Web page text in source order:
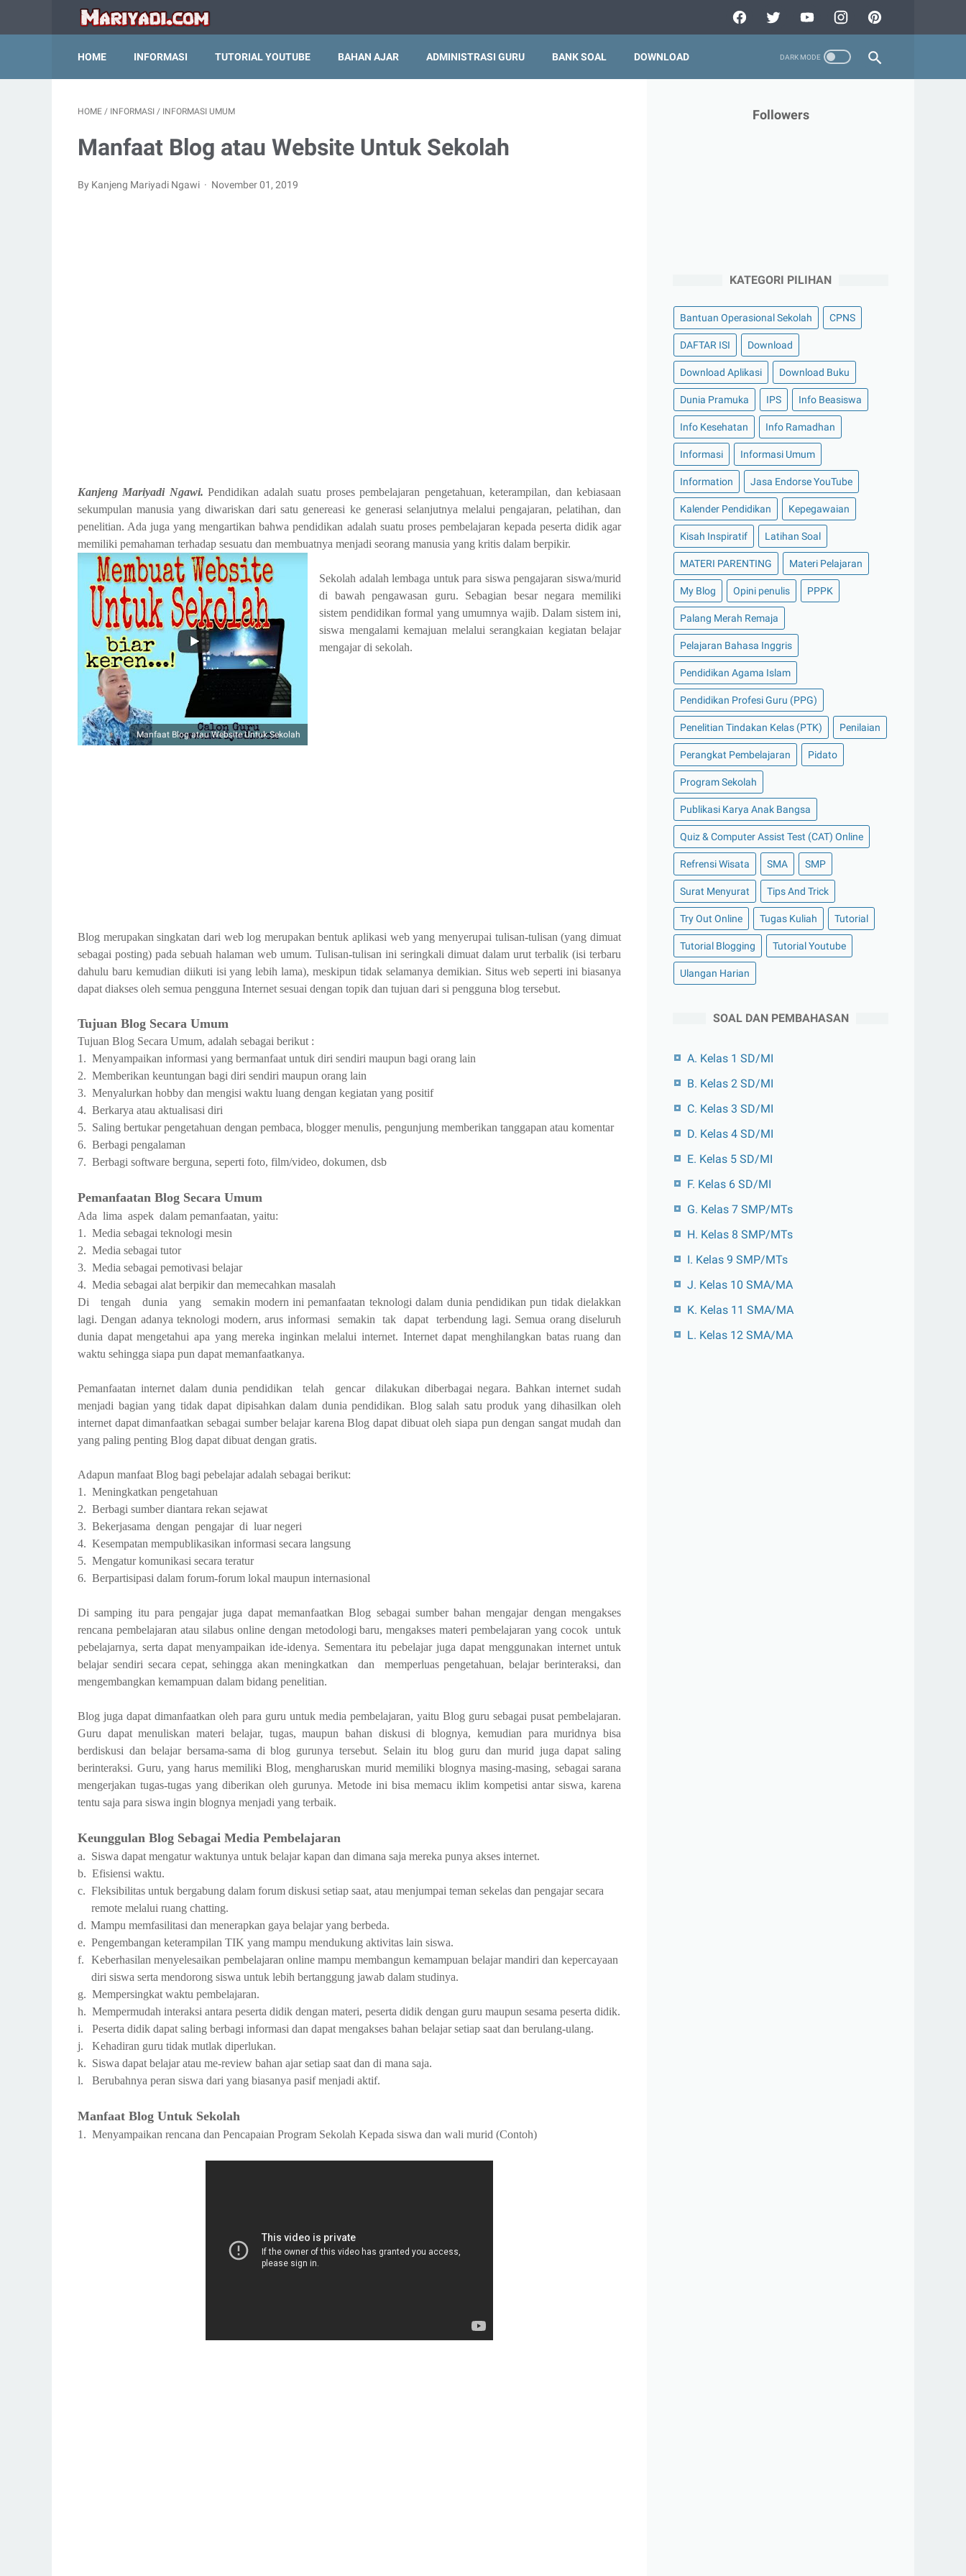
HOME INFORMASI TUTORIAL YOUTUBE BAHAN AJAR ADMINISTRASI GURU BANK SOAL DOWNLOAD
HOME / INFORMASI / INFORMASI UMUM
Manfaat Blog atau Website Untuk Sekolah
By Kanjeng Mariyadi Ngawi November 01, 2019
Kanjeng Mariyadi Ngawi. Pendidikan adalah suatu proses pembelajaran pengetahuan, keterampilan, dan kebiasaan
sekumpulan manusia yang diwariskan dari satu genereasi ke generasi selanjutnya melalui pengajaran, pelatihan, dan
penelitian. Ada juga yang mengartikan bahwa pendidikan adalah suatu proses pembelajaran kepada peserta didik agar
memiliki pemahaman terhadap sesuatu dan membuatnya menjadi seorang manusia yang kritis dalam berpikir.
Manfaat Blog atau Website Untuk Sekolah
Sekolah adalah lembaga untuk para siswa pengajaran siswa/murid
di bawah pengawasan guru. Sebagian besar negara memiliki
sistem pendidikan formal yang umumnya wajib. Dalam sistem ini,
siswa mengalami kemajuan melalui serangkaian kegiatan belajar
mengajar di sekolah.
Blog merupakan singkatan dari web log merupakan bentuk aplikasi web yang menyerupai tulisan-tulisan (yang dimuat
sebagai posting) pada sebuah halaman web umum. Tulisan-tulisan ini seringkali dimuat dalam urut terbalik (isi terbaru
dahulu baru kemudian diikuti isi yang lebih lama), meskipun tidak selamanya demikian. Situs web seperti ini biasanya
dapat diakses oleh semua pengguna Internet sesuai dengan topik dan tujuan dari si pengguna blog tersebut.
Tujuan Blog Secara Umum
Tujuan Blog Secara Umum, adalah sebagai berikut :
1. Menyampaikan informasi yang bermanfaat untuk diri sendiri maupun bagi orang lain
2. Memberikan keuntungan bagi diri sendiri maupun orang lain
3. Menyalurkan hobby dan mengisi waktu luang dengan kegiatan yang positif
4. Berkarya atau aktualisasi diri
5. Saling bertukar pengetahuan dengan pembaca, blogger menulis, pengunjung memberikan tanggapan atau komentar
6. Berbagi pengalaman
7. Berbagi software berguna, seperti foto, film/video, dokumen, dsb
Pemanfaatan Blog Secara Umum
Ada lima aspek dalam pemanfaatan, yaitu:
1. Media sebagai teknologi mesin
2. Media sebagai tutor
3. Media sebagai pemotivasi belajar
4. Media sebagai alat berpikir dan memecahkan masalah
Di tengah dunia yang semakin modern ini pemanfaatan teknologi dalam dunia pendidikan pun tidak dielakkan
lagi. Dengan adanya teknologi modern, arus informasi semakin tak dapat terbendung lagi. Semua orang diseluruh
dunia dapat mengetahui apa yang mereka inginkan melalui internet. Internet dapat menghilangkan batas ruang dan
waktu sehingga siapa pun dapat memanfaatkanya.
Pemanfaatan internet dalam dunia pendidikan telah gencar dilakukan diberbagai negara. Bahkan internet sudah
menjadi bagian yang tidak dapat dipisahkan dalam dunia pendidikan. Blog salah satu produk yang dihasilkan oleh
internet dapat dimanfaatkan sebagai sumber belajar karena Blog dapat dibuat oleh siapa pun dengan sangat mudah dan
yang paling penting Blog dapat dibuat dengan gratis.
Adapun manfaat Blog bagi pebelajar adalah sebagai berikut:
1. Meningkatkan pengetahuan
2. Berbagi sumber diantara rekan sejawat
3. Bekerjasama dengan pengajar di luar negeri
4. Kesempatan mempublikasikan informasi secara langsung
5. Mengatur komunikasi secara teratur
6. Berpartisipasi dalam forum-forum lokal maupun internasional
Di samping itu para pengajar juga dapat memanfaatkan Blog sebagai sumber bahan mengajar dengan mengakses
rencana pembelajaran atau silabus online dengan metodologi baru, mengakses materi pembelajaran yang cocok untuk
pebelajarnya, serta dapat menyampaikan ide-idenya. Sementara itu pebelajar juga dapat menggunakan internet untuk
belajar sendiri secara cepat, sehingga akan meningkatkan dan memperluas pengetahuan, belajar berinteraksi, dan
mengembangkan kemampuan dalam bidang penelitian.
Blog juga dapat dimanfaatkan oleh para guru untuk media pembelajaran, yaitu Blog guru sebagai pusat pembelajaran.
Guru dapat menuliskan materi belajar, tugas, maupun bahan diskusi di blognya, kemudian para muridnya bisa
berdiskusi dan belajar bersama-sama di blog gurunya tersebut. Selain itu blog guru dan murid juga dapat saling
berinteraksi. Guru, yang harus memiliki Blog, mengharuskan murid memiliki blognya masing-masing, sebagai sarana
mengerjakan tugas-tugas yang diberikan oleh gurunya. Metode ini bisa memacu iklim kompetisi antar siswa, karena
tentu saja para siswa ingin blognya menjadi yang terbaik.
Keunggulan Blog Sebagai Media Pembelajaran
a. Siswa dapat mengatur waktunya untuk belajar kapan dan dimana saja mereka punya akses internet.
b. Efisiensi waktu.
c. Fleksibilitas untuk bergabung dalam forum diskusi setiap saat, atau menjumpai teman sekelas dan pengajar secara
remote melalui ruang chatting.
d. Mampu memfasilitasi dan menerapkan gaya belajar yang berbeda.
e. Pengembangan keterampilan TIK yang mampu mendukung aktivitas lain siswa.
f.
Keberhasilan menyelesaikan pembelajaran online mampu membangun kemampuan belajar mandiri dan kepercayaan
diri siswa serta mendorong siswa untuk lebih bertanggung jawab dalam studinya.
g. Mempersingkat waktu pembelajaran.
h. Mempermudah interaksi antara peserta didik dengan materi, peserta didik dengan guru maupun sesama peserta didik.
i.
Peserta didik dapat saling berbagi informasi dan dapat mengakses bahan belajar setiap saat dan berulang-ulang.
j.
Kehadiran guru tidak mutlak diperlukan.
k. Siswa dapat belajar atau me-review bahan ajar setiap saat dan di mana saja.
l.
Berubahnya peran siswa dari yang biasanya pasif menjadi aktif.
Manfaat Blog Untuk Sekolah
1. Menyampaikan rencana dan Pencapaian Program Sekolah Kepada siswa dan wali murid (Contoh)
Followers
KATEGORI PILIHAN
Bantuan Operasional Sekolah CPNS
DAFTAR ISI Download
Download Aplikasi Download Buku
Dunia Pramuka IPS Info Beasiswa
Info Kesehatan Info Ramadhan
Informasi Informasi Umum
Information Jasa Endorse YouTube
Kalender Pendidikan Kepegawaian
Kisah Inspiratif Latihan Soal
MATERI PARENTING Materi Pelajaran
My Blog Opini penulis PPPK
Palang Merah Remaja
Pelajaran Bahasa Inggris
Pendidikan Agama Islam
Pendidikan Profesi Guru (PPG)
Penelitian Tindakan Kelas (PTK) Penilaian
Perangkat Pembelajaran Pidato
Program Sekolah
Publikasi Karya Anak Bangsa
Quiz & Computer Assist Test (CAT) Online
Refrensi Wisata SMA SMP
Surat Menyurat Tips And Trick
Try Out Online Tugas Kuliah Tutorial
Tutorial Blogging Tutorial Youtube
Ulangan Harian
SOAL DAN PEMBAHASAN
A. Kelas 1 SD/MI
B. Kelas 2 SD/MI
C. Kelas 3 SD/MI
D. Kelas 4 SD/MI
E. Kelas 5 SD/MI
F. Kelas 6 SD/MI
G. Kelas 7 SMP/MTs
H. Kelas 8 SMP/MTs
I. Kelas 9 SMP/MTs
J. Kelas 10 SMA/MA
K. Kelas 11 SMA/MA
L. Kelas 12 SMA/MA